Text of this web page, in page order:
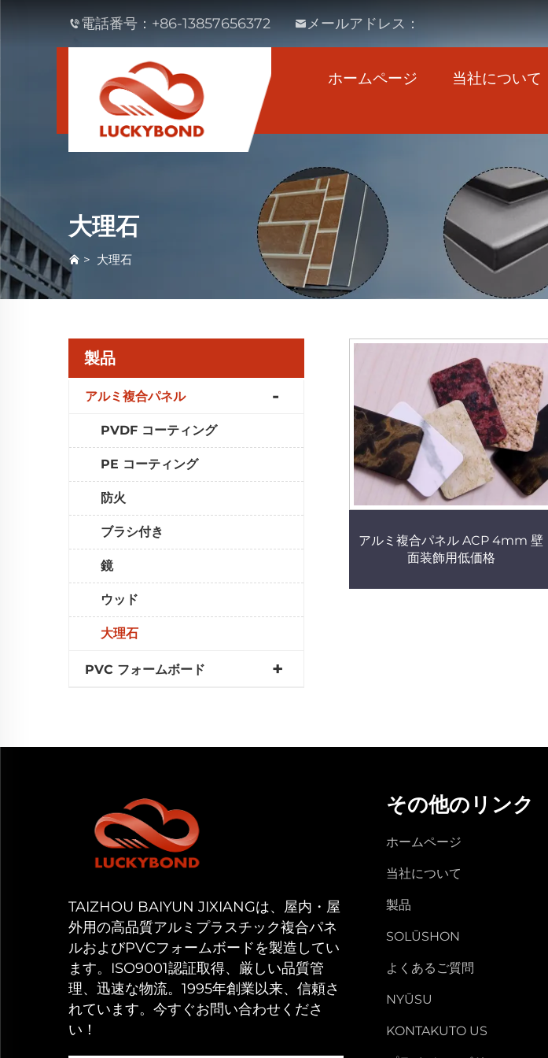
電話番号： +86-13857656372 メールアドレス：
ホームページ 当社について
大理石
> 大理石
製品
アルミ複合パネル
PVDF コーティング
PE コーティング
防火
ブラシ付き
鏡
ウッド
大理石
PVC フォームボード
アルミ複合パネル ACP 4mm 壁
面装飾用低価格
TAIZHOU BAIYUN JIXIANGは、屋内・屋
外用の高品質アルミプラスチック複合パネ
ルおよびPVCフォームボードを製造してい
ます。ISO9001認証取得、厳しい品質管
理、迅速な物流。1995年創業以来、信頼さ
れています。今すぐお問い合わせくださ
い！
その他のリンク
ホームページ
当社について
製品
SOLŪSHON
よくあるご質問
NYŪSU
KONTAKUTO US